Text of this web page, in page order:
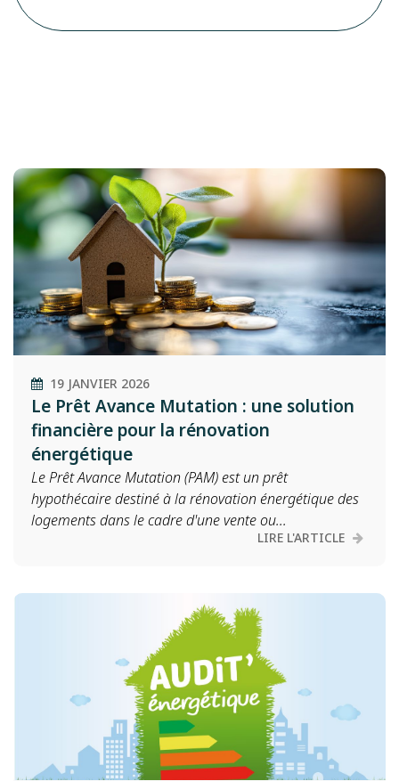
19 JANVIER 2026
Le Prêt Avance Mutation : une solution
financière pour la rénovation
énergétique
Le Prêt Avance Mutation (PAM) est un prêt
hypothécaire destiné à la rénovation énergétique des
logements dans le cadre d'une vente ou...
LIRE L'ARTICLE